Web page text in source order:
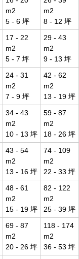
m2
5 - 6 坪
m2
8 - 12 坪
17 - 22
m2
5 - 7 坪
29 - 43
m2
9 - 13 坪
24 - 31
m2
7 - 9 坪
42 - 62
m2
13 - 19 坪
34 - 43
m2
10 - 13 坪
59 - 87
m2
18 - 26 坪
43 - 54
m2
13 - 16 坪
74 - 109
m2
22 - 33 坪
48 - 61
m2
15 - 19 坪
82 - 122
m2
25 - 39 坪
69 - 87
m2
20 - 26 坪
118 - 174
m2
36 - 53 坪